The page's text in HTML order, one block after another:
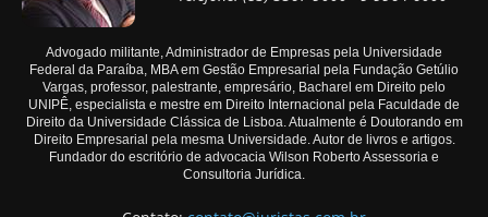
Advogado militante, Administrador de Empresas pela Universidade
Federal da Paraíba, MBA em Gestão Empresarial pela Fundação Getúlio
Vargas, professor, palestrante, empresário, Bacharel em Direito pelo
UNIPÊ, especialista e mestre em Direito Internacional pela Faculdade de
Direito da Universidade Clássica de Lisboa. Atualmente é Doutorando em
Direito Empresarial pela mesma Universidade. Autor de livros e artigos.
Fundador do escritório de advocacia Wilson Roberto Assessoria e
Consultoria Jurídica.